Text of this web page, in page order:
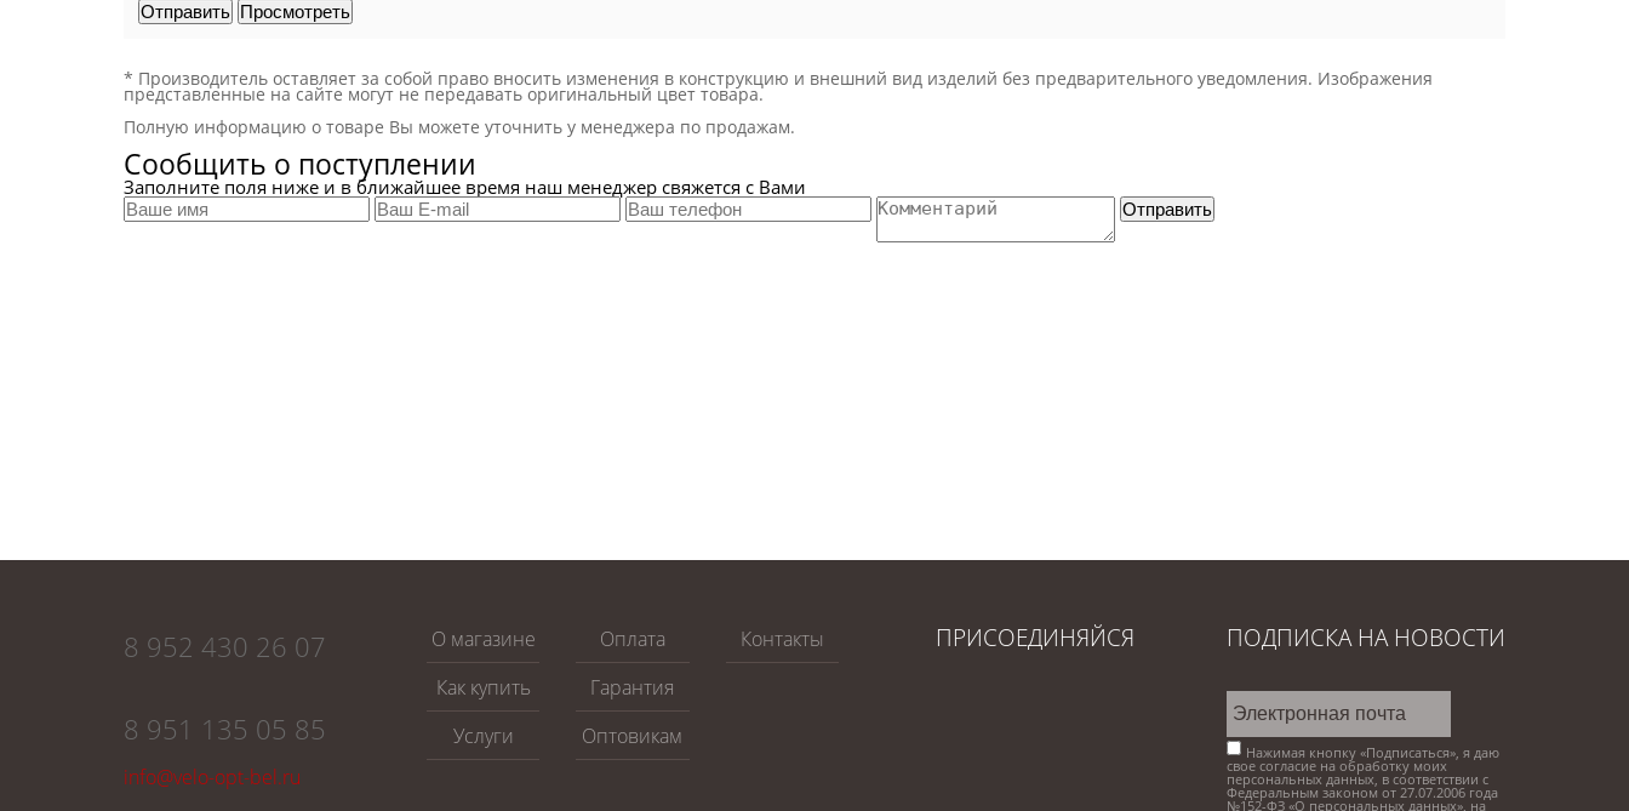
* Производитель оставляет за собой право вносить изменения в конструкцию и внешний вид изделий без предварительного уведомления. Изображения
представленные на сайте могут не передавать оригинальный цвет товара.
Полную информацию о товаре Вы можете уточнить у менеджера по продажам.
Сообщить о поступлении
Заполните поля ниже и в ближайшее время наш менеджер свяжется с Вами
8 952 430 26 07
8 951 135 05 85
info@velo-opt-bel.ru
О магазине
Как купить
Услуги
Оплата
Гарантия
Оптовикам
Контакты ПОДПИСКА НА НОВОСТИ
Нажимая кнопку «Подписаться», я даю
свое согласие на обработку моих
персональных данных, в соответствии с
Федеральным законом от 27.07.2006 года
№152-ФЗ «О персональных данных», на
ПРИСОЕДИНЯЙСЯ